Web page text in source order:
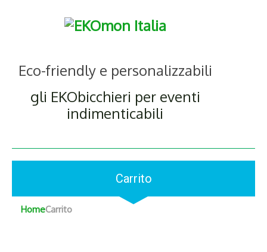
Eco-friendly e personalizzabili
gli EKObicchieri per eventi
indimenticabili
Carrito
HomeCarrito